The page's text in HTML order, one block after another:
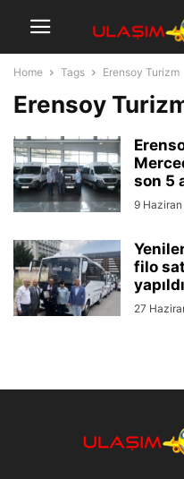
Home Tags Erensoy Turizm
Erensoy
son 5
9 Haziran
filo
yapıldı
27